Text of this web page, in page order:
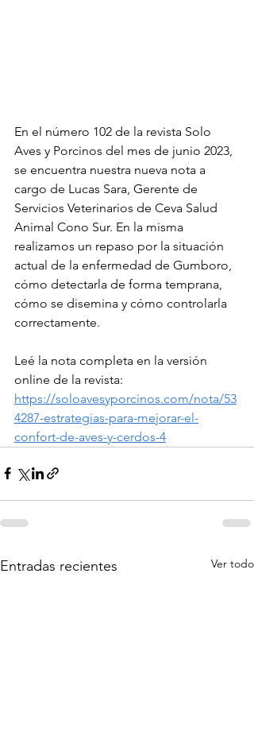
En el número 102 de la revista Solo
Aves y Porcinos del mes de junio 2023,
se encuentra nuestra nueva nota a
cargo de Lucas Sara, Gerente de
Servicios Veterinarios de Ceva Salud
Animal Cono Sur. En la misma
realizamos un repaso por la situación
actual de la enfermedad de Gumboro,
cómo detectarla de forma temprana,
cómo se disemina y cómo controlarla
correctamente.
Leé la nota completa en la versión
online de la revista:
https://soloavesyporcinos.com/nota/53
4287-estrategias-para-mejorar-el-
confort-de-aves-y-cerdos-4
Entradas recientes Ver todo